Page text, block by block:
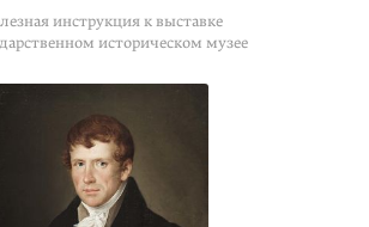
инструкция к выставке
историческом музее